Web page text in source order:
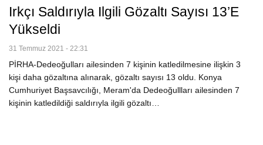
Irkçı Saldırıyla Ilgili Gözaltı Sayısı 13’e
Yükseldi
31 Temmuz 2021 - 22:31
PİRHA-Dedeoğulları ailesinden 7 kişinin katledilmesine ilişkin 3
kişi daha gözaltına alınarak, gözaltı sayısı 13 oldu. Konya
Cumhuriyet Başsavcılığı, Meram'da Dedeoğullları ailesinden 7
kişinin katledildiği saldırıyla ilgili gözaltı…